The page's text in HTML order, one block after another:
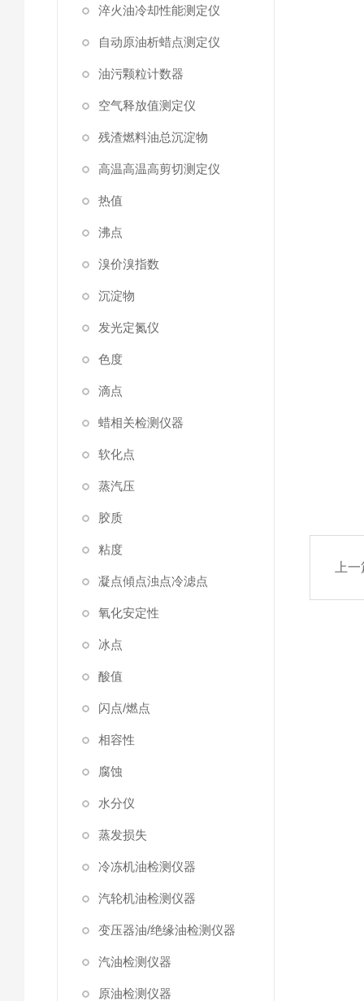
淬火油冷却性能测定仪
自动原油析蜡点测定仪
油污颗粒计数器
空气释放值测定仪
残渣燃料油总沉淀物
高温高温高剪切测定仪
热值
沸点
溴价溴指数
沉淀物
发光定氮仪
色度
滴点
蜡相关检测仪器
软化点
蒸汽压
胶质
粘度
凝点傾点浊点冷滤点
氧化安定性
冰点
酸值
闪点/燃点
相容性
腐蚀
水分仪
蒸发损失
冷冻机油检测仪器
汽轮机油检测仪器
变压器油/绝缘油检测仪器
汽油检测仪器
原油检测仪器
上